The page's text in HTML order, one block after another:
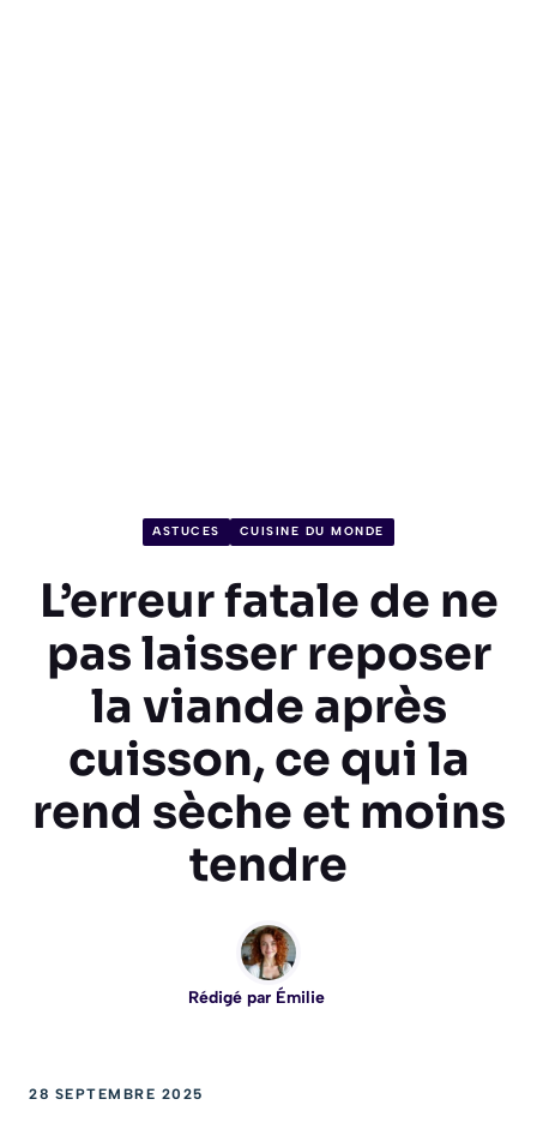
ASTUCES CUISINE DU MONDE
L’erreur fatale de ne
pas laisser reposer
la viande après
cuisson, ce qui la
rend sèche et moins
tendre
Rédigé par Émilie
28 SEPTEMBRE 2025